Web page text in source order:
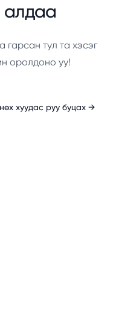
алдаа
тул та хэсэг
оролдоно уу!
хуудас руу буцах →